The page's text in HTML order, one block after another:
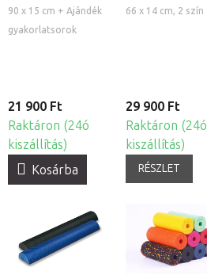
masszázshoz és
Pilates
90 x 15 cm + Ajándék
gyakorlatsorok
21 900 Ft
Raktáron (24ó
kiszállítás)
Kosárba
2.0 masszázs
66 x 14 cm, 2 szín
29 900 Ft
Raktáron (24ó
kiszállítás)
RÉSZLET